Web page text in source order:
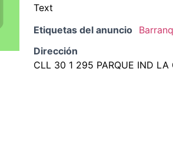
Text
Etiquetas del anuncio
Dirección
CLL 30 1 295 PARQUE IND LA